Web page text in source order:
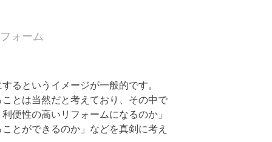
ォーム
るというイメージが一般的です。
とは当然だと考えており、その中で
便性の高いリフォームになるのか」
とができるのか」などを真剣に考え